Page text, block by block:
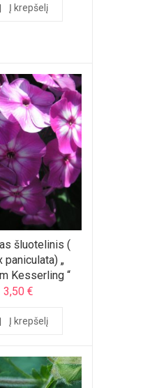
Į krepšelį
šluotelinis (
paniculata) „
Kesserling “
3,50 €
Į krepšelį